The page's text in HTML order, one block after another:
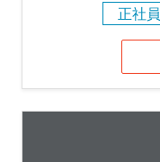
正社員